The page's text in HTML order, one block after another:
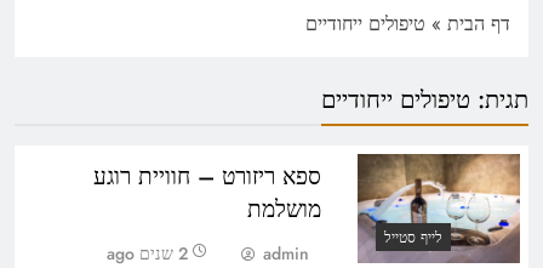
דף הבית » טיפולים ייחודיים
תגית: טיפולים ייחודיים
לייף סטייל
ספא ריזורט – חוויית רוגע
מושלמת
admin
2 שנים ago